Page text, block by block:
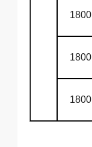
1800
1800
1800